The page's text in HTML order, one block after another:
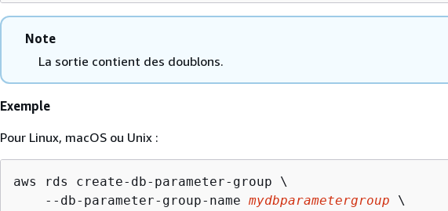
Note
La sortie contient des doublons.
Exemple
Pour Linux, macOS ou Unix :
aws rds create-db-parameter-group \
    --db-parameter-group-name
mydbparametergroup \